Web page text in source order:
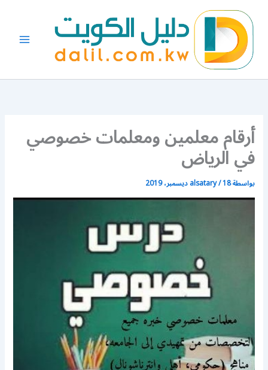
المحتوى
أرقام معلمين ومعلمات خصوصي
في الرياض
بواسطة alsatary/18 ديسمبر، 2019